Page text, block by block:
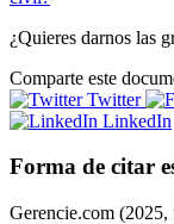
¿Quieres darnos las
Comparte este
Twitter
LinkedIn
Forma de citar
Gerencie.com (2025,